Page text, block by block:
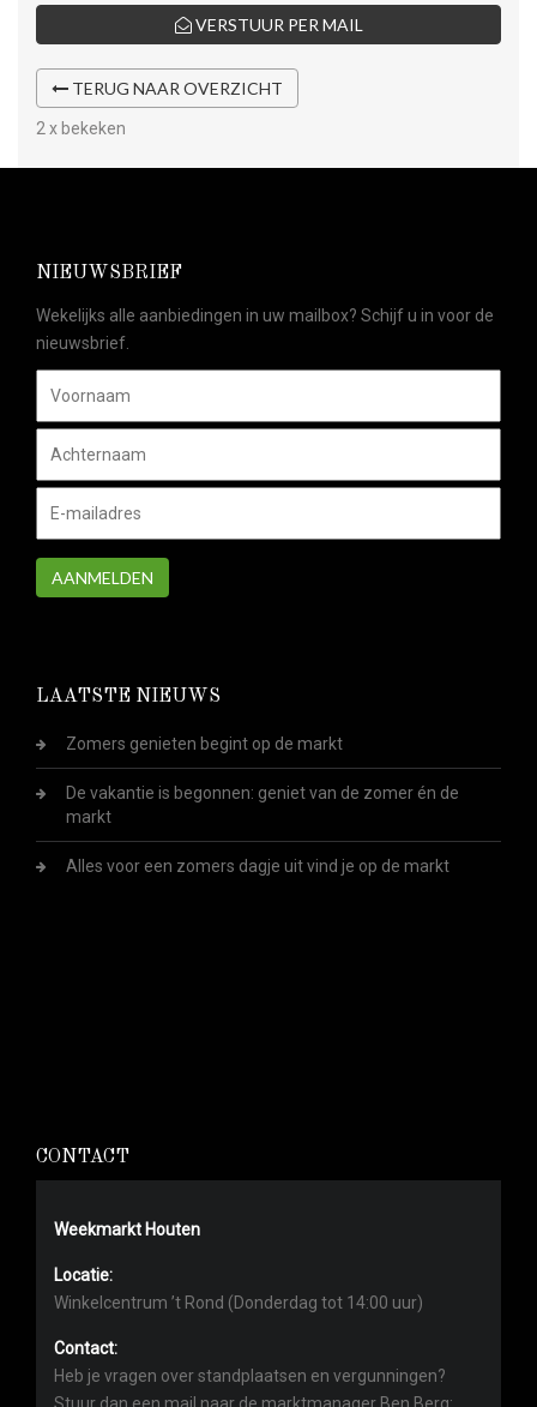
VERSTUUR PER MAIL
TERUG NAAR OVERZICHT
2 x bekeken
NIEUWSBRIEF
Wekelijks alle aanbiedingen in uw mailbox? Schijf u in voor de
nieuwsbrief.
AANMELDEN
LAATSTE NIEUWS
Zomers genieten begint op de markt
De vakantie is begonnen: geniet van de zomer én de
markt
Alles voor een zomers dagje uit vind je op de markt
CONTACT
Weekmarkt Houten
Locatie:
Winkelcentrum ’t Rond (Donderdag tot 14:00 uur)
Contact:
Heb je vragen over standplaatsen en vergunningen?